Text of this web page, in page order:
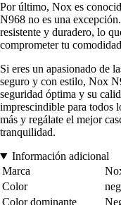
Por último, Nox es
N968 no es una
resistente y duradero, lo
comprometer tu
Si eres un apasionado de
seguro y con estilo, Nox
seguridad óptima y su
imprescindible para todos
más y regálate el mejor
tranquilidad.
Información adicional
Marca
Color
Color dominante